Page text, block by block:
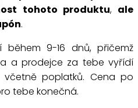
tohoto produktu, ale
.
během 9-16 dnů, přičemž
a prodejce za tebe vyřídí
včetně poplatků. Cena po
tebe konečná.